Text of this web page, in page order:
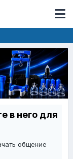
в него для
общение